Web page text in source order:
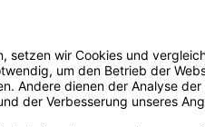
Sie
schädlich
sind
Wasser
nötigen Sie